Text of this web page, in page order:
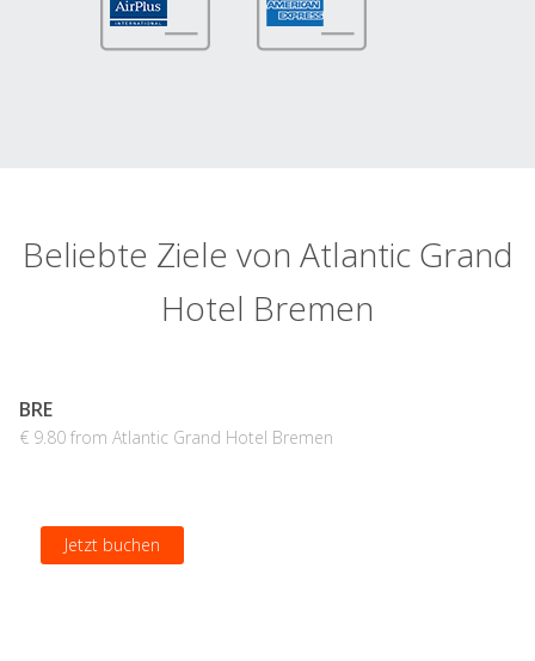
Beliebte Ziele von Atlantic Grand
Hotel Bremen
BRE
€ 9.80 from Atlantic Grand Hotel Bremen
Jetzt buchen